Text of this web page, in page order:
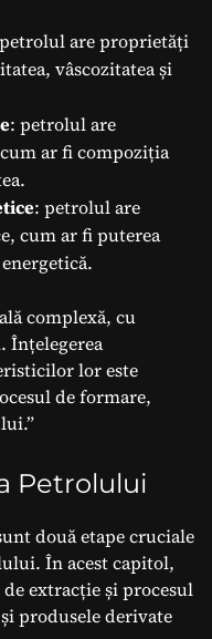
are proprietăți
vâscozitatea și
: petrolul are
ar fi compoziția
: petrolul are
cum ar fi puterea
complexă, cu
Înțelegerea
lor este
de formare,
Petrolului
două etape cruciale
În acest capitol,
extracție și procesul
produsele derivate